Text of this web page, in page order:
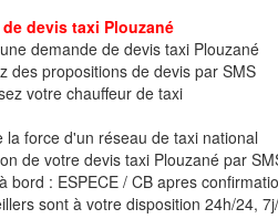
de devis taxi Plouzané
demande de devis taxi Plouzané
des propositions de devis par SMS
votre chauffeur de taxi
la force d'un réseau de taxi national
de votre devis taxi Plouzané par
bord : ESPECE / CB apres
sont à votre disposition 24h/24,